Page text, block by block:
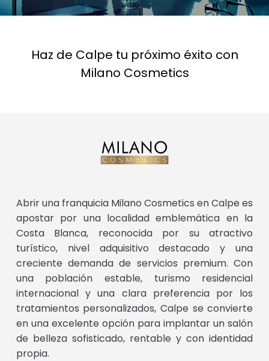
Haz de Calpe tu próximo éxito con
Milano Cosmetics
Abrir una franquicia Milano Cosmetics en Calpe es
apostar por una localidad emblemática en la
Costa Blanca, reconocida por su atractivo
turístico, nivel adquisitivo destacado y una
creciente demanda de servicios premium. Con
una población estable, turismo residencial
internacional y una clara preferencia por los
tratamientos personalizados, Calpe se convierte
en una excelente opción para implantar un salón
de belleza sofisticado, rentable y con identidad
propia.